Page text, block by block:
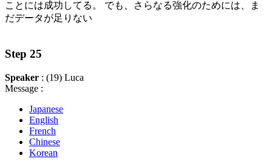
ことには成功してる。 でも、さらなる強化のためには、ま
だデータが足りない
Step 25
Speaker : (19) Luca
Message :
Japanese
English
French
Chinese
Korean